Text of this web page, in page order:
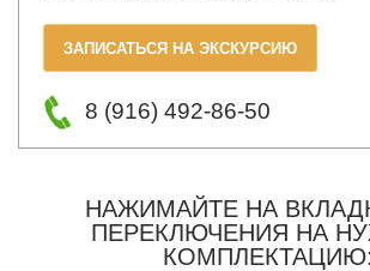
ЗАПИСАТЬСЯ НА ЭКСКУРСИЮ
8 (916) 492-86-50
НАЖИМАЙТЕ НА
ПЕРЕКЛЮЧЕНИЯ НА
КОМПЛЕКТАЦИЮ: